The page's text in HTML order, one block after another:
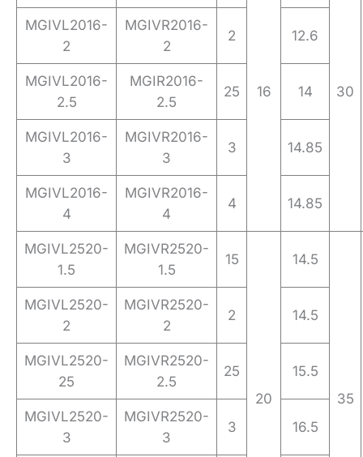
16 30
MGIVL2016-
2
MGIVR2016-
2
2 12.6
MGIVL2016-
2.5
MGIR2016-
2.5
25 14
MGIVL2016-
3
MGIVR2016-
3
3 14.85
MGIVL2016-
4
MGIVR2016-
4
4 14.85
MGIVL2520-
1.5
MGIVR2520-
1.5
15
20
14.5
35
MGIVL2520-
2
MGIVR2520-
2
2 14.5
MGIVL2520-
25
MGIVR2520-
2.5
25 15.5
MGIVL2520-
3
MGIVR2520-
3
3 16.5